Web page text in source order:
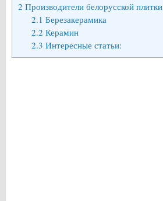
2 Производители белорусской плитки
2.1 Березакерамика
2.2 Керамин
2.3 Интересные статьи: